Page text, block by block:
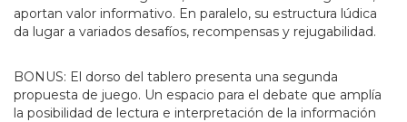
aportan valor informativo. En paralelo, su estructura lúdica
da lugar a variados desafíos, recompensas y rejugabilidad.
BONUS: El dorso del tablero presenta una segunda
propuesta de juego. Un espacio para el debate que amplía
la posibilidad de lectura e interpretación de la información